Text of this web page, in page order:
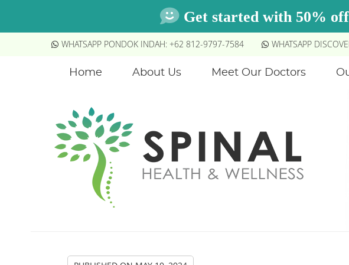
WHATSAPP PONDOK INDAH: +62 812-9797-7584 WHATSAPP
Home About Us Meet Our Doctors